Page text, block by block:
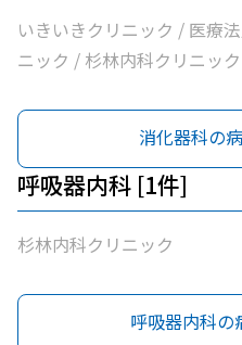
いきいきクリニック / 医療
ニック / 杉林内科クリニッ
路町院
消化器科の
呼吸器内科 [1件]
杉林内科クリニック
呼吸器内科の